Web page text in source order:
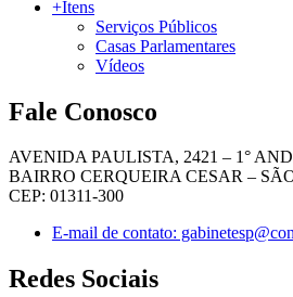
+Itens
Serviços Públicos
Casas Parlamentares
Vídeos
Fale Conosco
AVENIDA PAULISTA, 2421 – 1°
BAIRRO CERQUEIRA CESAR –
CEP: 01311-300
E-mail de contato:
Redes Sociais